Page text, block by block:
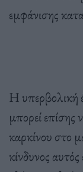
εμφάνισης
Η υπερβολική
μπορεί επίσης
καρκίνου στο
κίνδυνος